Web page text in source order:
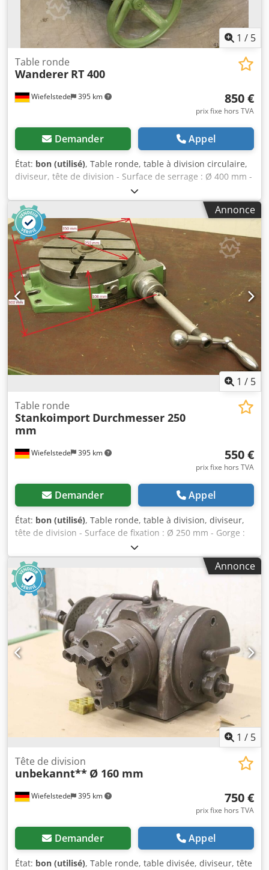
1 / 5
Wiefelstede 395 km
Table ronde
Wanderer RT 400
850 €
prix fixe hors TVA
Demander Appel
État: bon (utilisé), Table ronde, table à division circulaire,
diviseur, tête de division - Surface de serrage : Ø 400 mm -
Gorge : mm Codpfecilmlox Ahhjrf - Hauteur : 150 mm -
Dimensions : 600/700/H150 mm - Poids : 147 kg
Annonce
1 / 5
Wiefelstede 395 km
Table ronde
Stankoimport Durchmesser 250
mm
550 €
prix fixe hors TVA
Demander Appel
État: bon (utilisé), Table ronde, table à division, diviseur,
tête de division - Surface de fixation : Ø 250 mm - Gorge :
20 mm Crodpfx Ahsb A H N Iohsf - Hauteur : 108 mm -
Dimensions : 580/350/H120 mm - Poids : 36 kg
Annonce
1 / 5
Wiefelstede 395 km
Tête de division
unbekannt** Ø 160 mm
750 €
prix fixe hors TVA
Demander Appel
État: bon (utilisé), Table ronde, table divisée, diviseur, tête